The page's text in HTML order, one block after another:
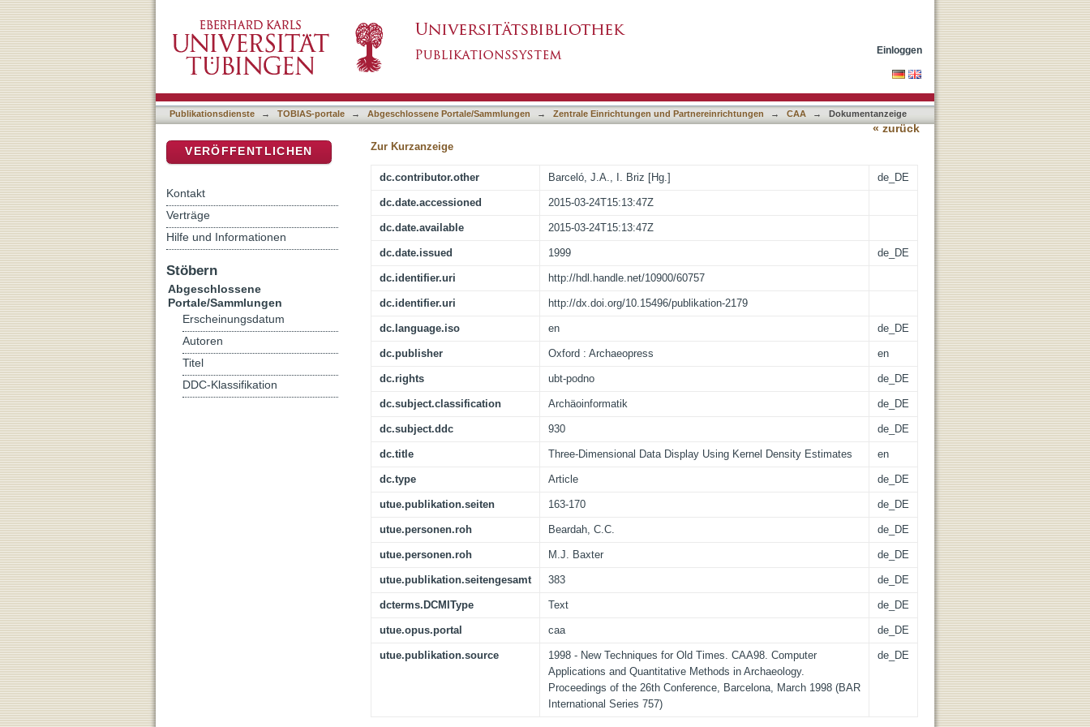
Einloggen
Publikationsdienste → TOBIAS-portale → Abgeschlossene Portale/Sammlungen → Zentrale Einrichtungen und Partnereinrichtungen → CAA → Dokumentanzeige
« zurück
Zur Kurzanzeige
dc.contributor.other Barceló, J.A., I. Briz [Hg.] de_DE
dc.date.accessioned 2015-03-24T15:13:47Z
dc.date.available 2015-03-24T15:13:47Z
dc.date.issued 1999 de_DE
dc.identifier.uri http://hdl.handle.net/10900/60757
dc.identifier.uri http://dx.doi.org/10.15496/publikation-2179
dc.language.iso en de_DE
dc.publisher Oxford : Archaeopress en
dc.rights ubt-podno de_DE
dc.subject.classification Archäoinformatik de_DE
dc.subject.ddc 930 de_DE
dc.title Three-Dimensional Data Display Using Kernel Density Estimates en
dc.type Article de_DE
utue.publikation.seiten 163-170 de_DE
utue.personen.roh Beardah, C.C. de_DE
utue.personen.roh M.J. Baxter de_DE
utue.publikation.seitengesamt 383 de_DE
dcterms.DCMIType Text de_DE
utue.opus.portal caa de_DE
utue.publikation.source
1998 - New Techniques for Old Times. CAA98. Computer
Applications and Quantitative Methods in Archaeology.
Proceedings of the 26th Conference, Barcelona, March 1998 (BAR
International Series 757)
de_DE
VERÖFFENTLICHEN
Kontakt
Verträge
Hilfe und Informationen
Stöbern
Abgeschlossene
Portale/Sammlungen
Erscheinungsdatum
Autoren
Titel
DDC-Klassifikation